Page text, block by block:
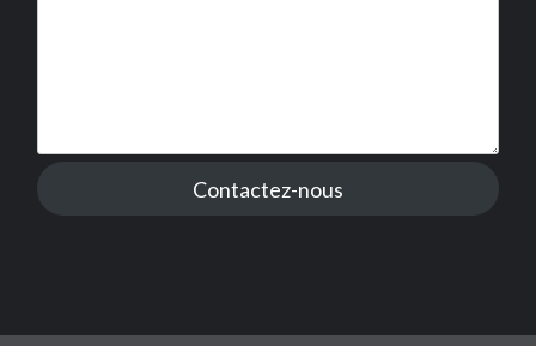
Contactez-nous